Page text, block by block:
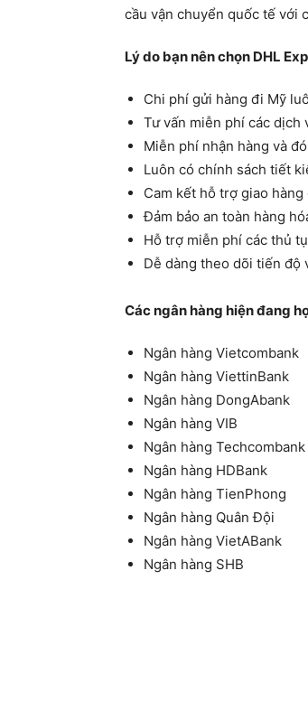
cầu vận chuyển quốc tế với
Lý do bạn nên chọn DHL
Chi phí gửi hàng đi Mỹ
Tư vấn miễn phí các dịch
Miễn phí nhận hàng và
Luôn có chính sách tiết
Cam kết hỗ trợ giao
Đảm bảo an toàn hàng
Hỗ trợ miễn phí các thủ
Dễ dàng theo dõi tiến độ
Các ngân hàng hiện đang
Ngân hàng Vietcombank
Ngân hàng ViettinBank
Ngân hàng DongAbank
Ngân hàng VIB
Ngân hàng Techcombank
Ngân hàng HDBank
Ngân hàng TienPhong
Ngân hàng Quân Đội
Ngân hàng VietABank
Ngân hàng SHB